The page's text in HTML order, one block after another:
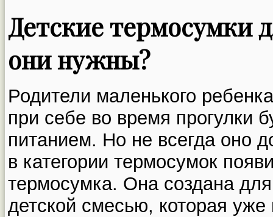
Детские термосумки
они нужны?
Родители маленького
при себе во время прогулки
питанием. Но не всегда оно
в категории термосумок
термосумка. Она создана
детской смесью, которая уже